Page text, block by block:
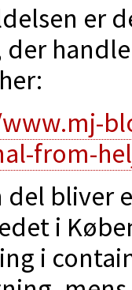
er
der
from-
del bliver
i
i